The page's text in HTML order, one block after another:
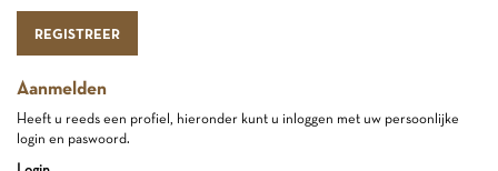
REGISTREER
Aanmelden
Heeft u reeds een profiel, hieronder kunt u inloggen met uw persoonlijke
login en paswoord.